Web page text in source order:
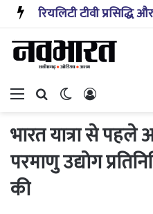
Menu Search forSwitch skin
भारत यात्रा से पहले
परमाणु उद्योग
की